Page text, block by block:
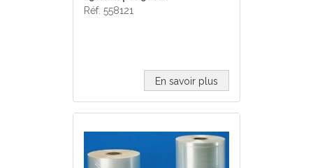
Réf. 558121
En savoir plus